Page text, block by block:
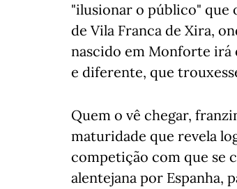
"ilusionar o público" que
de Vila Franca de Xira,
nascido em Monforte irá
e diferente, que
Quem o vê chegar,
maturidade que revela
competição com que se
alentejana por Espanha,